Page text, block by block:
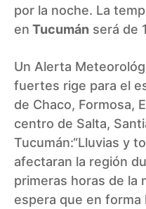
por la noche. La
en Tucumán será de
Un Alerta
fuertes rige para el
de Chaco, Formosa,
centro de Salta,
Tucumán:“Lluvias y
afectaran la región
primeras horas de la
espera que en forma